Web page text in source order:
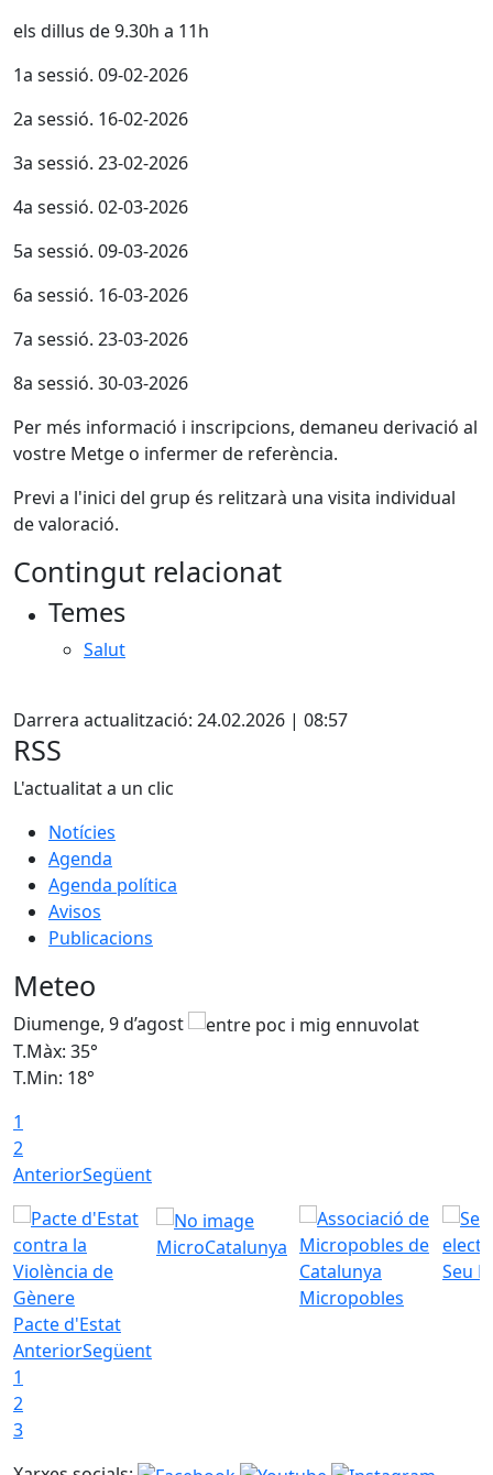
els dillus de 9.30h a 11h
1a sessió. 09-02-2026
2a sessió. 16-02-2026
3a sessió. 23-02-2026
4a sessió. 02-03-2026
5a sessió. 09-03-2026
6a sessió. 16-03-2026
7a sessió. 23-03-2026
8a sessió. 30-03-2026
Per més informació i inscripcions, demaneu derivació al
vostre Metge o infermer de referència.
Previ a l'inici del grup és relitzarà una visita individual
de valoració.
Contingut relacionat
Temes
Salut
Darrera actualització: 24.02.2026 | 08:57
RSS
L'actualitat a un clic
Notícies
Agenda
Agenda política
Avisos
Publicacions
Meteo
Diumenge, 9 d’agost
T.Màx: 35°
T.Min: 18°
1
2
AnteriorSegüent
Pacte d'Estat
MicroCatalunya
Micropobles
Seu
AnteriorSegüent
1
2
3